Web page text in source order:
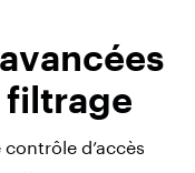
filtrage
d’accès